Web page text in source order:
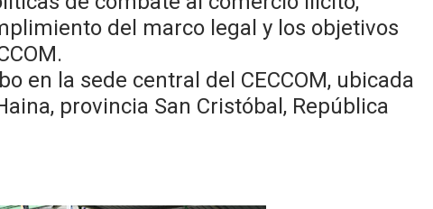
del marco legal y los objetivos
en la sede central del CECCOM, ubicada
provincia San Cristóbal, República